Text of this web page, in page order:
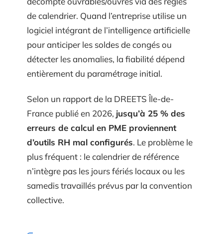
de calendrier. Quand l’entreprise utilise un
logiciel intégrant de l’intelligence artificielle
pour anticiper les soldes de congés ou
détecter les anomalies, la fiabilité dépend
entièrement du paramétrage initial.
Selon un rapport de la DREETS Île-de-
France publié en 2026, jusqu’à 25 % des
erreurs de calcul en PME proviennent
d’outils RH mal configurés. Le problème le
plus fréquent : le calendrier de référence
n’intègre pas les jours fériés locaux ou les
samedis travaillés prévus par la convention
collective.